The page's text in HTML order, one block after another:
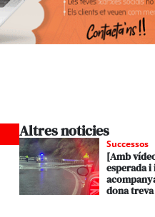
Altres noticies
Successos
[Amb
esperada
dona treva